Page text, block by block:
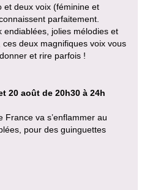
et deux voix (féminine et
parfaitement.
endiablées, jolies mélodies et
deux magnifiques voix vous
et rire parfois !
20 août de 20h30 à 24h
France va s’enflammer au
pour des guinguettes